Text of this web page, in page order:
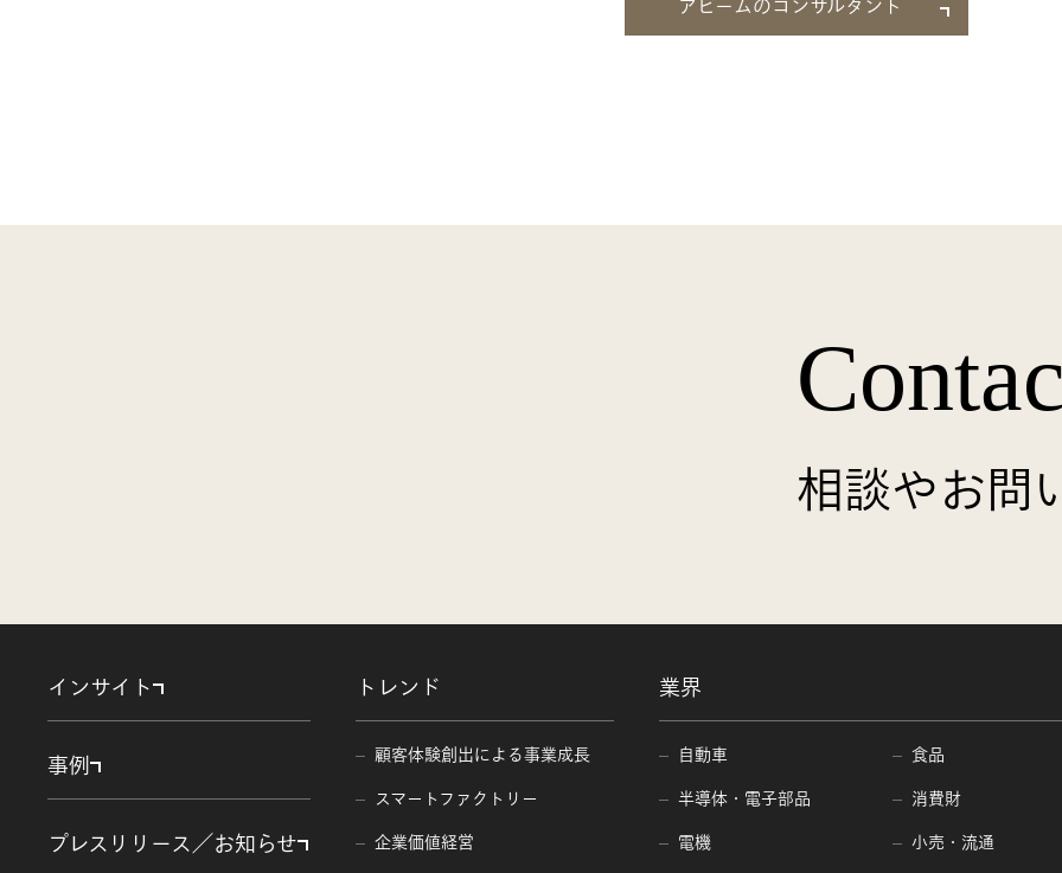
アビームのコンサルタント
相談やお問
インサイト
事例
プレスリリース／お知らせ
トレンド
顧客体験創出による事業成長
スマートファクトリー
企業価値経営
業界
自動車
半導体・電子部品
電機
食品
消費財
小売・流通